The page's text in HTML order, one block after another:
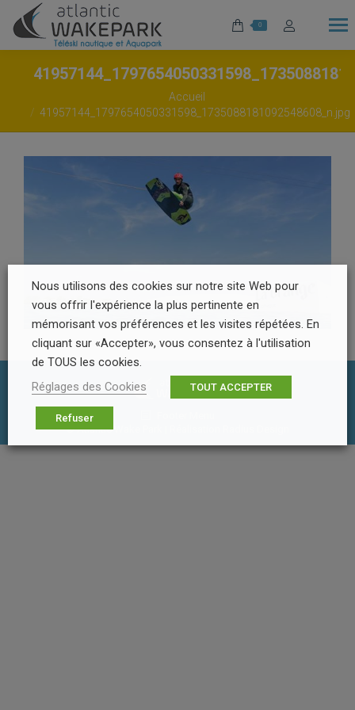
0
Accueil
41957144_1797654050331598_1735088181092548608_n.jpg
© Atlantic Wake Park | Réalisation
Nous utilisons des cookies sur notre site Web pour
vous offrir l'expérience la plus pertinente en
mémorisant vos préférences et les visites répétées. En
cliquant sur «Accepter», vous consentez à l'utilisation
de TOUS les cookies.
Réglages des Cookies
TOUT ACCEPTER
Refuser